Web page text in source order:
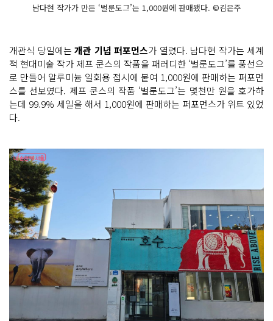
남다현 작가가 만든 ‘벌룬도그’는 1,000원에 판매됐다. ©김은주
개관식 당일에는 개관 기념 퍼포먼스가 열렸다. 남다현 작가는 세계
적 현대미술 작가 제프 쿤스의 작품을 패러디한 ‘벌룬도그’를 풍선으
로 만들어 알루미늄 일회용 접시에 붙여 1,000원에 판매하는 퍼포먼
스를 선보였다. 제프 쿤스의 작품 ‘벌룬도그’는 몇천만 원을 호가하
는데 99.9% 세일을 해서 1,000원에 판매하는 퍼포먼스가 위트 있었
다.